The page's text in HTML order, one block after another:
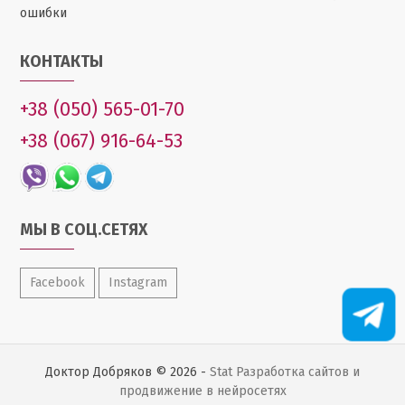
ошибки
КОНТАКТЫ
+38 (050) 565-01-70
+38 (067) 916-64-53
МЫ В СОЦ.СЕТЯХ
Facebook Instagram
Доктор Добряков © 2026 - Stat Разработка сайтов и
продвижение в нейросетях